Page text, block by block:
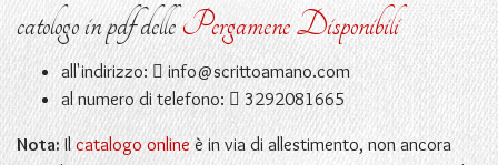
catologo in pdf dellePergamene Disponibili
all'indirizzo: info@scrittoamano.com
al numero di telefono:
3292081665
Nota:Il catalogo onlineè in via di allestimento, non ancora